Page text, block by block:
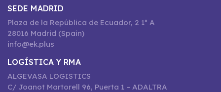
SEDE MADRID
Plaza de la República de Ecuador, 2 1º A
28016 Madrid (Spain)
info@ek.plus
LOGÍSTICA Y RMA
ALGEVASA LOGISTICS
C/ Joanot Martorell 96, Puerta 1 – ADALTRA